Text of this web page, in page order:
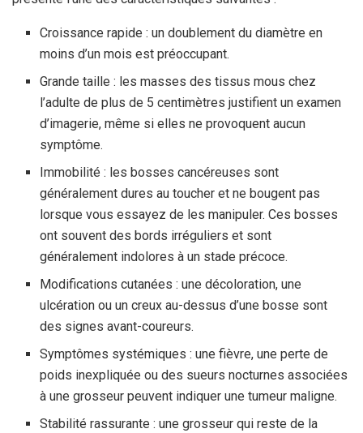
Croissance rapide : un doublement du diamètre en
moins d’un mois est préoccupant.
Grande taille : les masses des tissus mous chez
l’adulte de plus de 5 centimètres justifient un examen
d’imagerie, même si elles ne provoquent aucun
symptôme.
Immobilité : les bosses cancéreuses sont
généralement dures au toucher et ne bougent pas
lorsque vous essayez de les manipuler. Ces bosses
ont souvent des bords irréguliers et sont
généralement indolores à un stade précoce.
Modifications cutanées : une décoloration, une
ulcération ou un creux au-dessus d’une bosse sont
des signes avant-coureurs.
Symptômes systémiques : une fièvre, une perte de
poids inexpliquée ou des sueurs nocturnes associées
à une grosseur peuvent indiquer une tumeur maligne.
Stabilité rassurante : une grosseur qui reste de la